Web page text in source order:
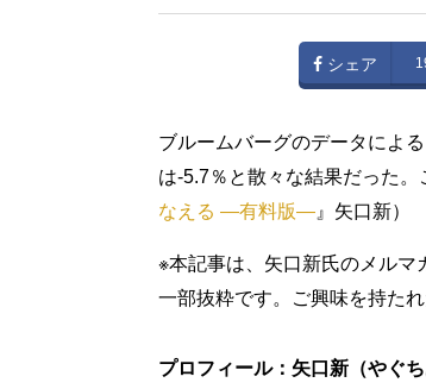
シェア
ブルームバーグのデータによ
は-5.7％と散々な結果だった
なえる ―有料版― 』矢口新）
※本記事は、矢口新氏のメルマ
一部抜粋です。ご興味を持た
プロフィール：矢口新（やぐち